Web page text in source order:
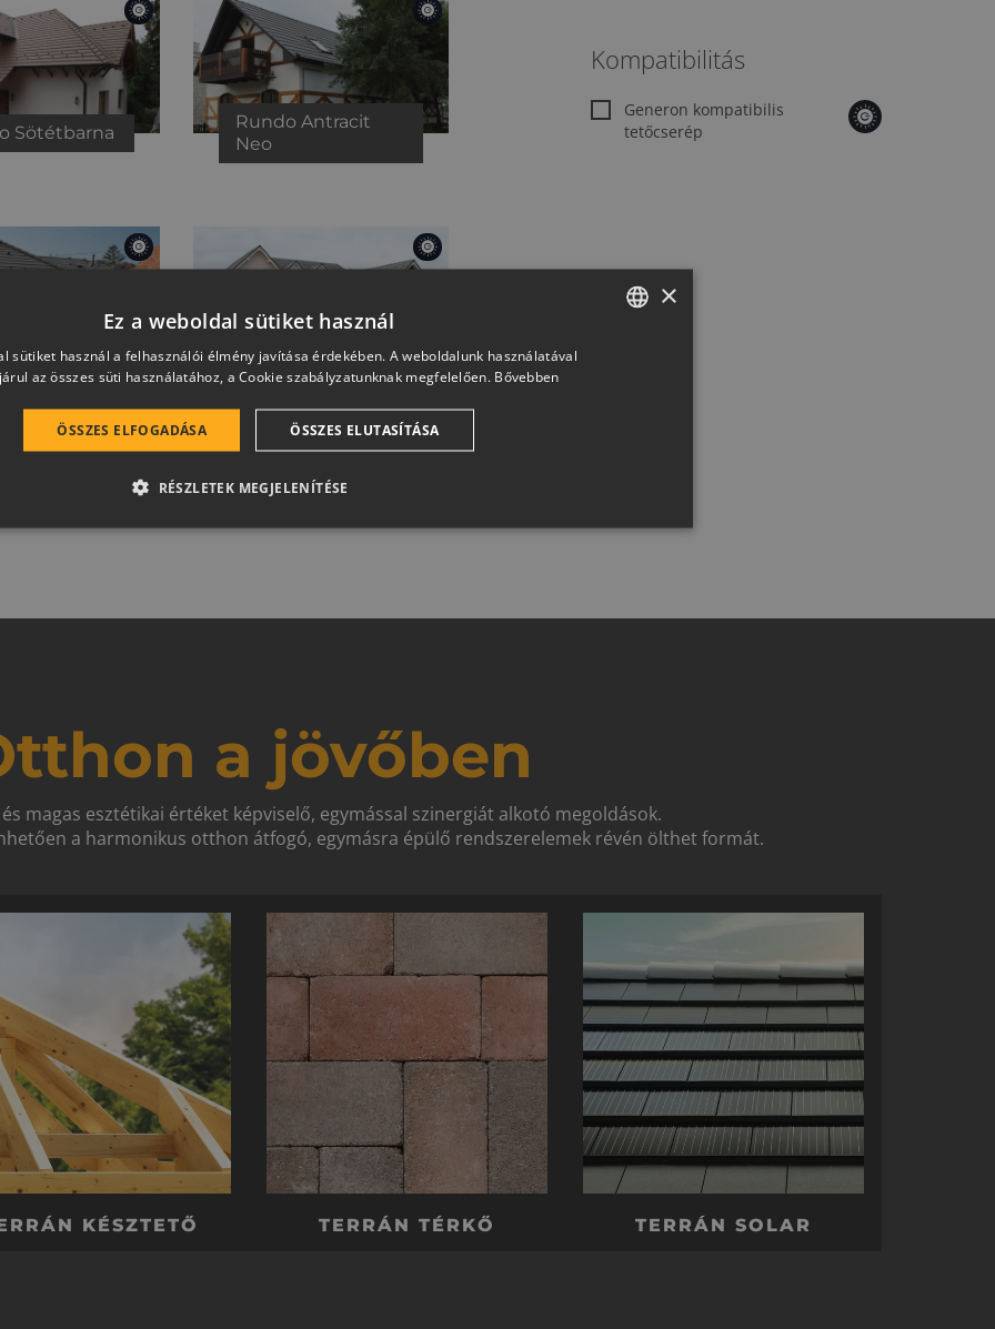
Sötétbarna
Rundo Antracit
Neo
Antracit
RundoAntracit
Neo
Kompatibilitás
Generon kompatibilis
tetőcserép
a jövőben
magas esztétikai értéket képviselő, egymással szinergiát alkotó megoldások.
a harmonikus otthon átfogó, egymásra épülő rendszerelemek révén ölthet formát.
KÉSZTETŐ TERRÁN TÉRKŐ TERRÁN SOLAR
RO-HU
×
Ez a weboldal sütiket használ
sütiket használ a felhasználói élmény javítása érdekében. A weboldalunk használatával
az összes süti használatához, a Cookie szabályzatunknak megfelelően. Bővebben
ÖSSZES ELFOGADÁSA ÖSSZES ELUTASÍTÁSA
RÉSZLETEK MEGJELENÍTÉSE